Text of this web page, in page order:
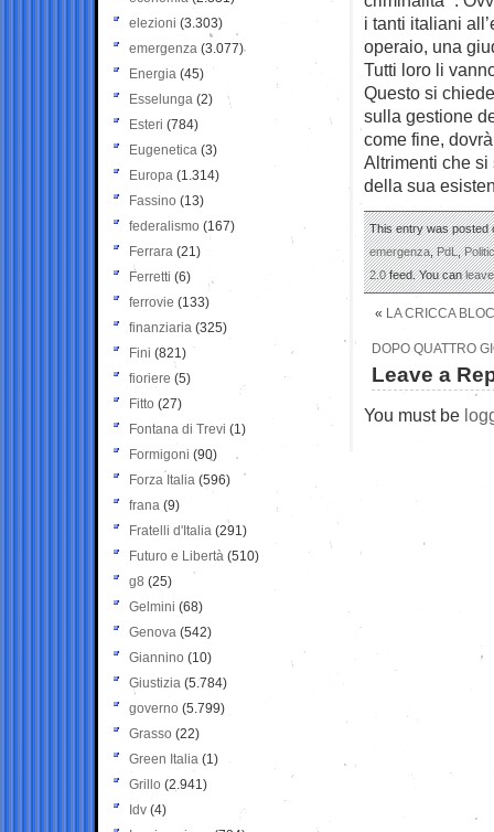
i tanti italiani
operaio, una
Tutti loro li
Questo si
sulla gestione
come fine,
Altrimenti che
della sua
This entry was posted
emergenza,PdL,
2.0feed. You can
« LA CRICCA
DOPO QUATTRO
Leave a
You must be
elezioni (3.303)
emergenza (3.077)
Energia (45)
Esselunga (2)
Esteri (784)
Eugenetica (3)
Europa (1.314)
Fassino (13)
federalismo (167)
Ferrara (21)
Ferretti (6)
ferrovie (133)
finanziaria (325)
Fini (821)
fioriere (5)
Fitto (27)
Fontana di Trevi (1)
Formigoni (90)
Forza Italia (596)
frana (9)
Fratelli d'Italia (291)
Futuro e Libertà (510)
g8 (25)
Gelmini (68)
Genova (542)
Giannino (10)
Giustizia (5.784)
governo (5.799)
Grasso (22)
Green Italia (1)
Grillo (2.941)
Idv (4)